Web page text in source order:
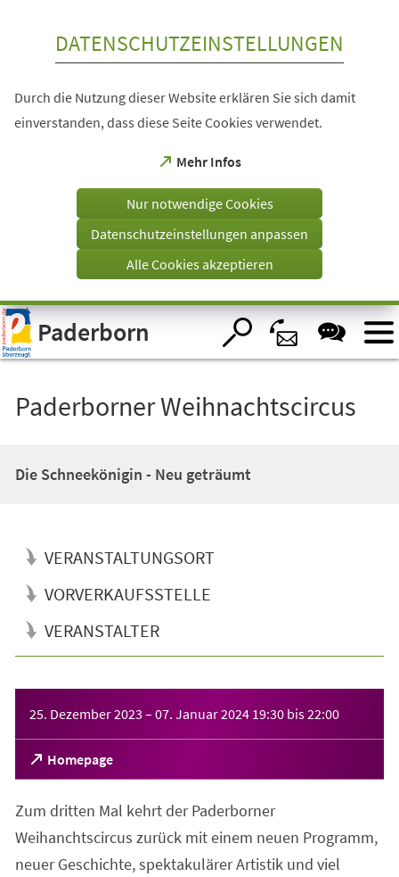
Visuelle
Assistenzsoftware
öffnen.
DATENSCHUTZEINSTELLUNGEN
Durch die Nutzung dieser Website erklären Sie sich damit
einverstanden, dass diese Seite Cookies verwendet.
Mehr Infos
(Öffnet
einem
Tab)
Nur notwendige Cookies
Datenschutzeinstellungen anpassen
Alle Cookies akzeptieren
Paderborn
Paderborner Weihnachtscircus
Die Schneekönigin - Neu geträumt
VERANSTALTUNGSORT
VORVERKAUFSSTELLE
VERANSTALTER
25. Dezember 2023 – 07. Januar 2024 19:30 bis22:00
Homepage
(Öffnet
in
neuen
Tab)
Zum dritten Mal kehrt der Paderborner
Weihanchtscircus zurück mit einem neuen Programm,
neuer Geschichte, spektakulärer Artistik und viel